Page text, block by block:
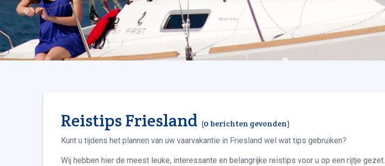
Reistips Friesland (0 berichten gevonden)
Kunt u tijdens het plannen van uw vaarvakantie in Friesland wel wat tips gebruiken?
Wij hebben hier de meest leuke, interessante en belangrijke reistips voor u op een rijtje gezet.